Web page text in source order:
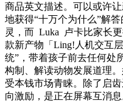
商品英文描述。可以或许
地获得“十万个为什么”解
灵，而 Luka 卢卡比家长
款新产物「Ling!人机交互
统”，带着孩子前去任何
构制、解读动物发展道理
受本钱市场青睐。除了启
向激励，是正在屏幕互消